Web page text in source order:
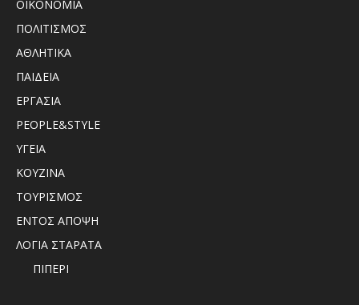
ΟΙΚΟΝΟΜΙΑ
ΠΟΛΙΤΙΣΜΟΣ
ΑΘΛΗΤΙΚΑ
ΠΑΙΔΕΙΑ
ΕΡΓΑΣΙΑ
PEOPLE&STYLE
ΥΓΕΙΑ
ΚΟΥΖΙΝΑ
ΤΟΥΡΙΣΜΟΣ
ΕΝΤΟΣ ΑΠΟΨΗ
ΛΟΓΙΑ ΣΤΑΡΑΤΑ
ΠΙΠΕΡΙ